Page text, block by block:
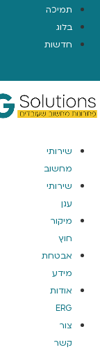
תמיכה
בלוג
חדשות
שירותי
מחשוב
שירותי
ענן
מיקור
חוץ
אבטחת
מידע
אודות
ERG
צור
קשר